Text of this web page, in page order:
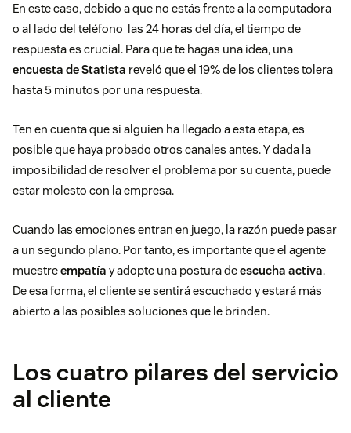
En este caso, debido a que no estás frente a la computadora
o al lado del teléfono las 24 horas del día, el tiempo de
respuesta es crucial. Para que te hagas una idea, una
encuesta de Statista reveló que el 19% de los clientes tolera
hasta 5 minutos por una respuesta.
Ten en cuenta que si alguien ha llegado a esta etapa, es
posible que haya probado otros canales antes. Y dada la
imposibilidad de resolver el problema por su cuenta, puede
estar molesto con la empresa.
Cuando las emociones entran en juego, la razón puede pasar
a un segundo plano. Por tanto, es importante que el agente
muestreempatía y adopte una postura deescucha activa.
De esa forma, el cliente se sentirá escuchado y estará más
abierto a las posibles soluciones que le brinden.
Los cuatro pilares del servicio
al cliente